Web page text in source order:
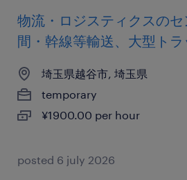
物流・ロジスティクスの
間・幹線等輸送、大型ト
埼玉県越谷市, 埼玉県
temporary
¥1900.00 per hour
posted 6 july 2026